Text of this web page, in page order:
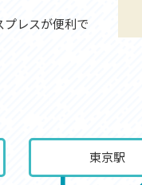
レスが便利で
東京駅